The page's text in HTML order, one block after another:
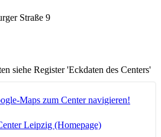
Straße 9
siehe Register 'Eckdaten des Centers'
Maps zum Center navigieren!
Leipzig (Homepage)